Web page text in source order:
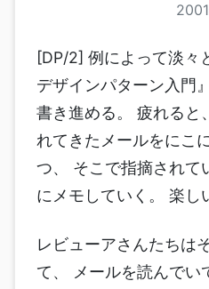
[DP/2] 例によって淡々
デザインパターン入門
書き進める。 疲れると
れてきたメールをにこ
つ、 そこで指摘されて
にメモしていく。 楽し
レビューアさんたちは
て、 メールを読んでい